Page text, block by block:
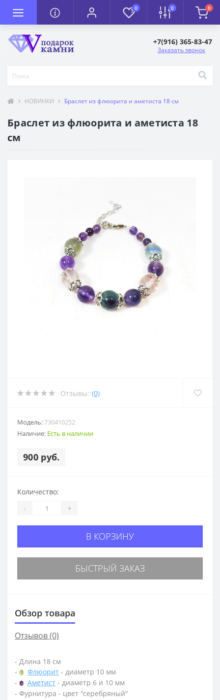
0 0 0
+7(916) 365-83-47
Заказать звонок
НОВИНКИ Браслет из флюорита и аметиста 18 см
Браслет из флюорита и аметиста 18
см
Отзывы: (0)
Модель:730410252
Наличие: Есть в наличии
900 руб.
Количество:
- +
В КОРЗИНУ
БЫСТРЫЙ ЗАКАЗ
Обзор товара
Отзывов (0)
- Длина 18 см
-
Флюорит - диаметр 10 мм
-
Аметист - диаметр 6 и 10 мм
- Фурнитура - цвет "серебряный"